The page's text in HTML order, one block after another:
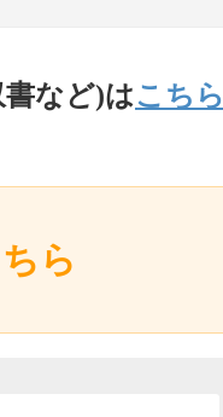
など)はこちら
ら